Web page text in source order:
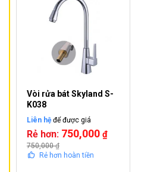
Vòi rửa bát Skyland S-
K038
Liên hệđể được giá
Rẻ hơn: 750,000 ₫
750,000₫
Rẻ hơn hoàn tiền